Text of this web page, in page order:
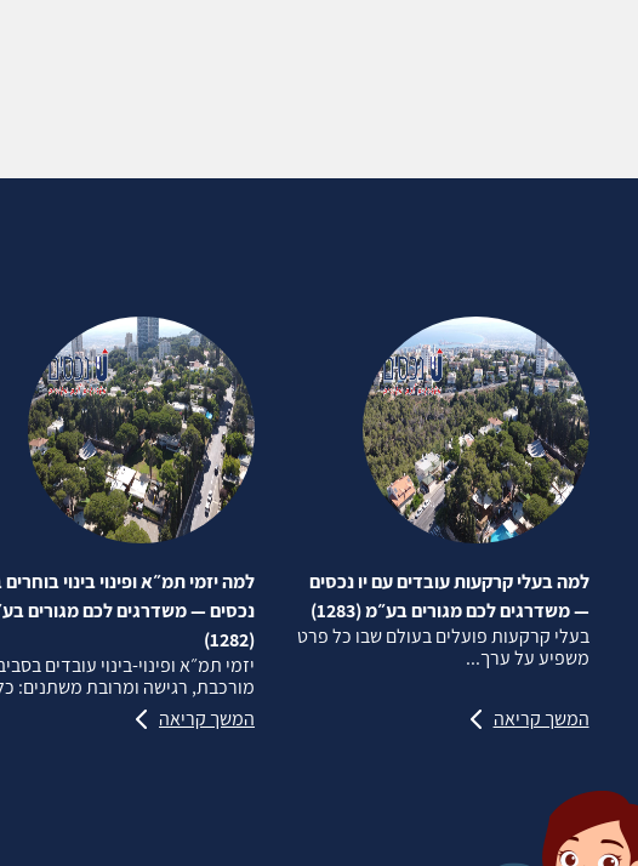
למה בעלי קרקעות עובדים עם יו נכסים
— משדרגים לכם מגורים בע״מ (1283)
בעלי קרקעות פועלים בעולם שבו כל פרט
משפיע על ערך...
המשך קריאה
למה יזמי תמ״א ופינוי בינוי בוחרים
נכסים — משדרגים לכם מגורים
(1282)
יזמי תמ״א ופינוי‑בינוי עובדים
מורכבת, רגישה ומרובת משתנים:
המשך קריאה